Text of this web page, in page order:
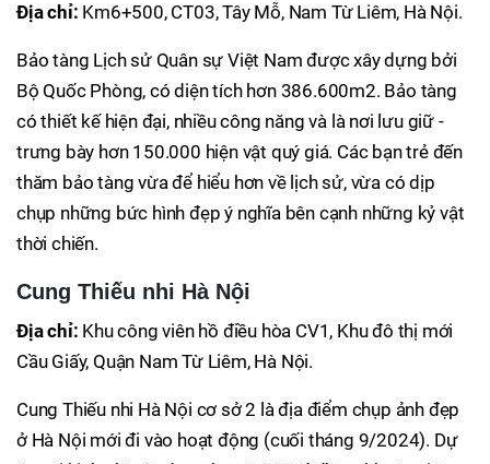
Địa chỉ: Km6+500, CT03, Tây Mỗ, Nam Từ Liêm, Hà Nội.
Bảo tàng Lịch sử Quân sự Việt Nam được xây dựng bởi
Bộ Quốc Phòng, có diện tích hơn 386.600m2. Bảo tàng
có thiết kế hiện đại, nhiều công năng và là nơi lưu giữ -
trưng bày hơn 150.000 hiện vật quý giá. Các bạn trẻ đến
thăm bảo tàng vừa để hiểu hơn về lịch sử, vừa có dịp
chụp những bức hình đẹp ý nghĩa bên cạnh những kỷ vật
thời chiến.
Cung Thiếu nhi Hà Nội
Địa chỉ: Khu công viên hồ điều hòa CV1, Khu đô thị mới
Cầu Giấy, Quận Nam Từ Liêm, Hà Nội.
Cung Thiếu nhi Hà Nội cơ sở 2 là địa điểm chụp ảnh đẹp
ở Hà Nội mới đi vào hoạt động (cuối tháng 9/2024). Dự